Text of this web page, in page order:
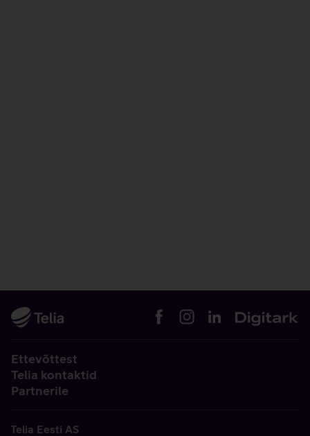
Ettevõttest
Telia kontaktid
Partnerile
Telia Eesti AS